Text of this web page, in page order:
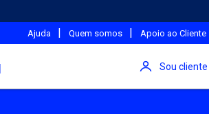
Ajuda | Quem somos | Apoio ao Cliente
Sou cliente